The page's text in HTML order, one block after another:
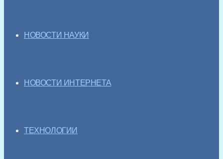
НОВОСТИ НАУКИ
НОВОСТИ ИНТЕРНЕТА
ТЕХНОЛОГИИ